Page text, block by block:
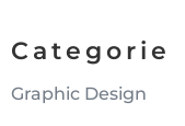
Categorie
Graphic Design